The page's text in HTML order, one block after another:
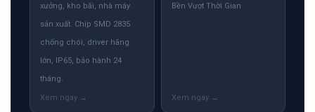
xưởng, kho bãi, nhà máy
sản xuất. Chip SMD 2835
chống chói, driver hãng
lớn, IP65, bảo hành 24
tháng.
Bền Vượt Thời Gian